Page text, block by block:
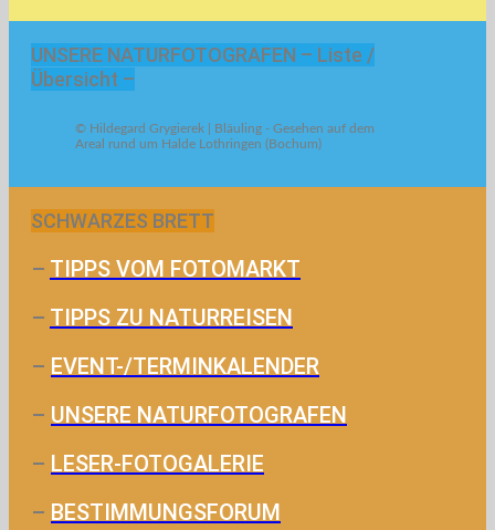
UNSERE NATURFOTOGRAFEN – Liste /
Übersicht –
© Hildegard Grygierek | Bläuling - Gesehen auf dem
Areal rund um Halde Lothringen (Bochum)
SCHWARZES BRETT
– TIPPS VOM FOTOMARKT
– TIPPS ZU NATURREISEN
– EVENT-/TERMINKALENDER
– UNSERE NATURFOTOGRAFEN
– LESER-FOTOGALERIE
– BESTIMMUNGSFORUM